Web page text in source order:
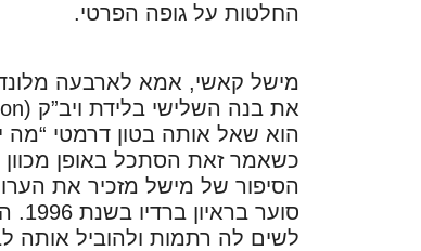
החלטות על גופה הפרטי.
מישל קאשי, אמא לארבעה
הוא שאל אותה בטון דרמטי “מה
כשאמר זאת הסתכל באופן
הסיפור של מישל מזכיר את
לשים לה רתמות ולהוביל אותה